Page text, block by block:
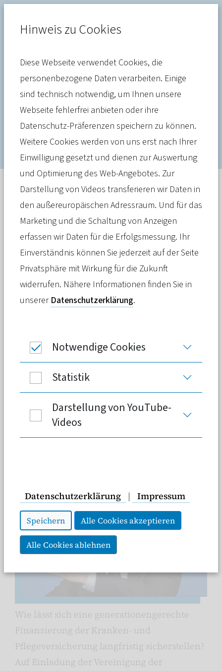
Gesundheitssystem
Die Insolvenz der sozialen
Sicherung vermeiden
welches den Zwischenspeicher des Browsers und als
Zudem werden Daten außerhalb der EU verarbeitet
und dort kann der europäische Datenschutzstandard
nicht gewährleistet werden. Weitere Infos
entnehmen Sie unserer Datenschutzerklärung. Mit
einem Klick stimmen Sie der Datenschutzerklärung
zu.
Video starten
Meldung 16. Mai 2023
Die finanziellen Herausforderungen der
Pflegeversicherung sind offenkundig.
Wie die Bundespolitik ihnen begegnet,
ist unzulänglich – darin waren sich
Vertreter von GKV, PKV, Landespolitik
und Wissenschaft auf einer
Veranstaltung einig. Gebraucht werden
nachhaltige Reformen.
Wie lässt sich eine generationengerechte
Finanzierung der Kranken- und
Pflegeversicherung langfristig sicherstellen?
Auf Einladung der Vereinigung der
Hinweis zu Cookies
Diese Webseite verwendet Cookies, die
personenbezogene Daten verarbeiten. Einige
sind technisch notwendig, um Ihnen unsere
Webseite fehlerfrei anbieten oder ihre
Datenschutz-Präferenzen speichern zu können.
Weitere Cookies werden von uns erst nach Ihrer
Einwilligung gesetzt und dienen zur Auswertung
und Optimierung des Web-Angebotes. Zur
Darstellung von Videos transferieren wir Daten in
den außereuropäischen Adressraum. Und für das
Marketing und die Schaltung von Anzeigen
erfassen wir Daten für die Erfolgsmessung. Ihr
Einverständnis können Sie jederzeit auf der Seite
Privatsphäre mit Wirkung für die Zukunft
widerrufen. Nähere Informationen finden Sie in
unserer Datenschutzerklärung.
Notwendige Cookies
Statistik
Darstellung von YouTube-
Videos
Datenschutzerklärung | Impressum
Speichern Alle Cookies akzeptieren
Alle Cookies ablehnen